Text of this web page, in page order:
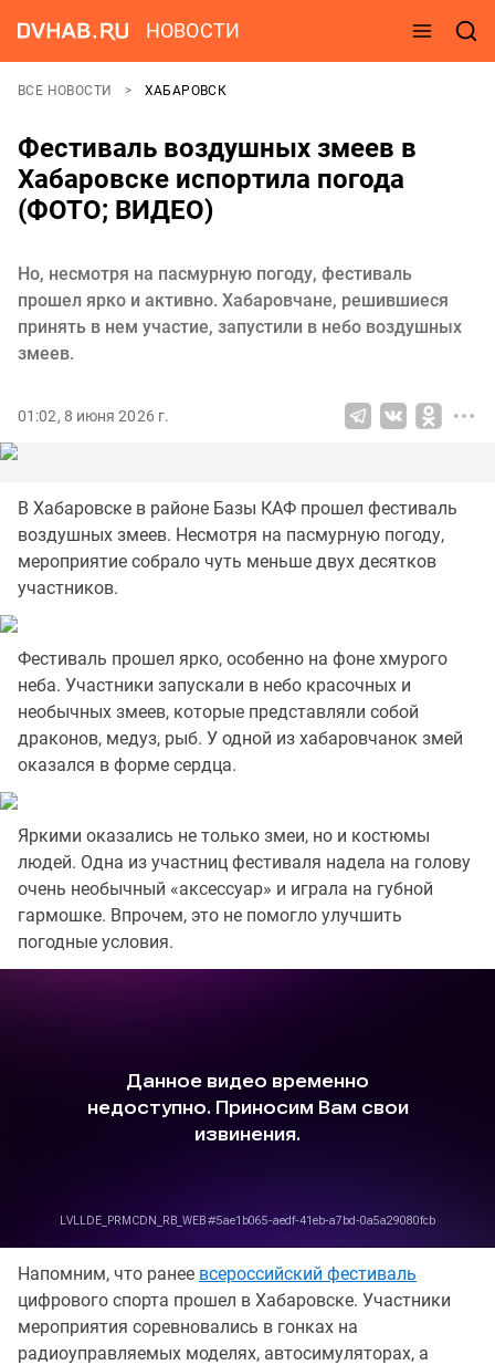
НОВОСТИ
ВСЕ НОВОСТИ ХАБАРОВСК
Фестиваль воздушных змеев в
Хабаровске испортила погода
(ФОТО; ВИДЕО)
Но, несмотря на пасмурную погоду, фестиваль
прошел ярко и активно. Хабаровчане, решившиеся
принять в нем участие, запустили в небо воздушных
змеев.
01:02, 8 июня 2026 г.
В Хабаровске в районе Базы КАФ прошел фестиваль
воздушных змеев. Несмотря на пасмурную погоду,
мероприятие собрало чуть меньше двух десятков
участников.
Фестиваль прошел ярко, особенно на фоне хмурого
неба. Участники запускали в небо красочных и
необычных змеев, которые представляли собой
драконов, медуз, рыб. У одной из хабаровчанок змей
оказался в форме сердца.
Яркими оказались не только змеи, но и костюмы
людей. Одна из участниц фестиваля надела на голову
очень необычный «аксессуар» и играла на губной
гармошке. Впрочем, это не помогло улучшить
погодные условия.
Напомним, что ранее всероссийский фестиваль
цифрового спорта прошел в Хабаровске. Участники
мероприятия соревновались в гонках на
радиоуправляемых моделях, автосимуляторах, а